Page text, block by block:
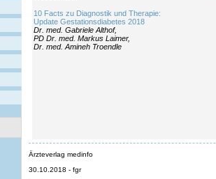
10 Facts zu Diagnostik und Therapie:
Update Gestationsdiabetes 2018
Dr. med. Gabriele Althof,
PD Dr. med. Markus Laimer,
Dr. med. Amineh Troendle
Ärzteverlag medinfo
30.10.2018 - fgr